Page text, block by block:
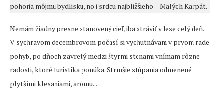
pohoria môjmu bydlisku, no i srdcu najbližšieho – Malých Karpát.
Nemám žiadny presne stanovený cieľ, iba stráviť v lese celý deň.
V sychravom decembrovom počasí si vychutnávam v prvom rade
pohyb, po dňoch zavretý medzi štyrmi stenami vnímam rôzne
radosti, ktoré turistika ponúka. Strmšie stúpania odmenené
plytšími klesaniami, arómu...